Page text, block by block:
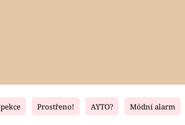
Fresh Living
Prostřeno! AYTO? Módní alarm